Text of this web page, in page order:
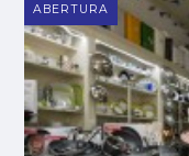
ABERTURA